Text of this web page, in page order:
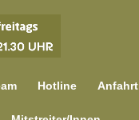
Hotline Anfahrt